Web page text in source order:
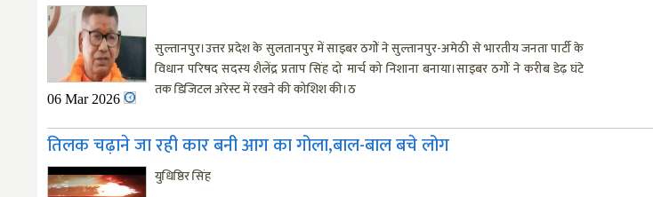
06 Mar 2026
सुल्तानपुर।उत्तर प्रदेश के सुलतानपुर में साइबर ठगों ने सुल्तानपुर-अमेठी से भारतीय जनता पार्टी के
विधान परिषद सदस्य शैलेंद्र प्रताप सिंह दो मार्च को निशाना बनाया।साइबर ठगों ने करीब डेढ़ घंटे
तक डिजिटल अरेस्ट में रखने की कोशिश की।ठ
तिलक चढ़ाने जा रही कार बनी आग का गोला,बाल-बाल बचे लोग
युधिष्ठिर सिंह